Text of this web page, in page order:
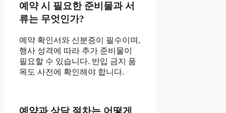
예약 시 필요한 준비물과 서
류는 무엇인가?
예약 확인서와 신분증이 필수이며,
행사 성격에 따라 추가 준비물이
필요할 수 있습니다. 반입 금지 품
목도 사전에 확인해야 합니다.
예약과 상담 절차는 어떻게